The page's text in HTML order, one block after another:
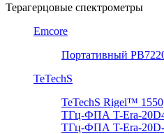
Терагерцовые спектрометры
Emcore
Портативный
TeTechS
TeTechS Rigel™ 1550
ТГц-ФПА T-Era-
ТГц-ФПА T-Era-20D-